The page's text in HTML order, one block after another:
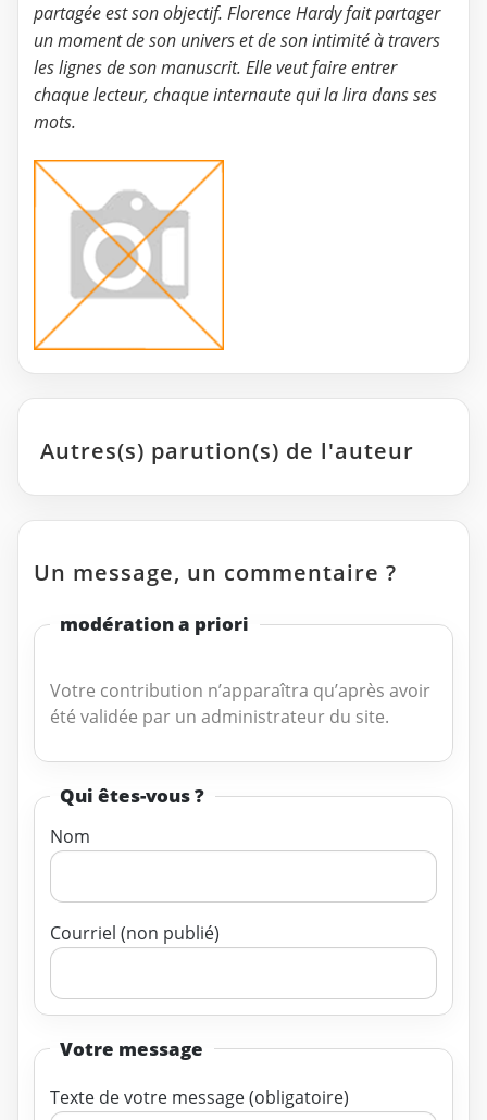
partagée est son objectif. Florence Hardy fait partager
un moment de son univers et de son intimité à travers
les lignes de son manuscrit. Elle veut faire entrer
chaque lecteur, chaque internaute qui la lira dans ses
mots.
Autres(s) parution(s) de l'auteur
Un message, un commentaire ?
modération a priori
Votre contribution n’apparaîtra qu’après avoir
été validée par un administrateur du site.
Qui êtes-vous ?
Nom
Courriel (non publié)
Votre message
Texte de votre message (obligatoire)